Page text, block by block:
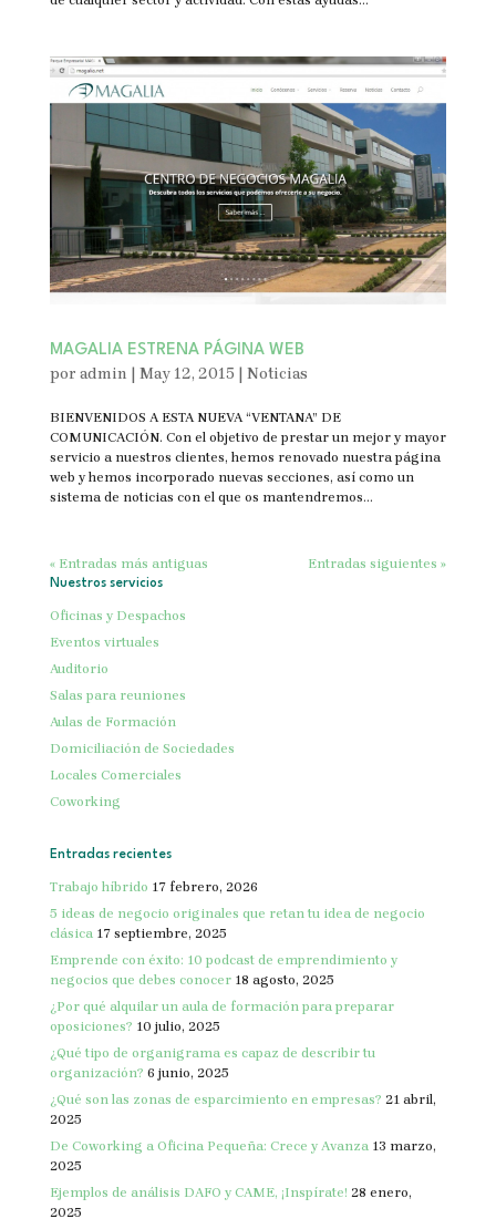
MAGALIA ESTRENA PÁGINA WEB
por admin | May 12, 2015 | Noticias
BIENVENIDOS A ESTA NUEVA “VENTANA” DE
COMUNICACIÓN. Con el objetivo de prestar un mejor y mayor
servicio a nuestros clientes, hemos renovado nuestra página
web y hemos incorporado nuevas secciones, así como un
sistema de noticias con el que os mantendremos...
« Entradas más antiguas Entradas siguientes »
Nuestros servicios
Oficinas y Despachos
Eventos virtuales
Auditorio
Salas para reuniones
Aulas de Formación
Domiciliación de Sociedades
Locales Comerciales
Coworking
Entradas recientes
Trabajo híbrido 17 febrero, 2026
5 ideas de negocio originales que retan tu idea de negocio
clásica 17 septiembre, 2025
Emprende con éxito: 10 podcast de emprendimiento y
negocios que debes conocer 18 agosto, 2025
¿Por qué alquilar un aula de formación para preparar
oposiciones? 10 julio, 2025
¿Qué tipo de organigrama es capaz de describir tu
organización? 6 junio, 2025
¿Qué son las zonas de esparcimiento en empresas? 21 abril,
2025
De Coworking a Oficina Pequeña: Crece y Avanza 13 marzo,
2025
Ejemplos de análisis DAFO y CAME, ¡Inspírate! 28 enero,
2025